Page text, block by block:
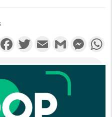
PartagerFacebookTwitterEmail Gmail